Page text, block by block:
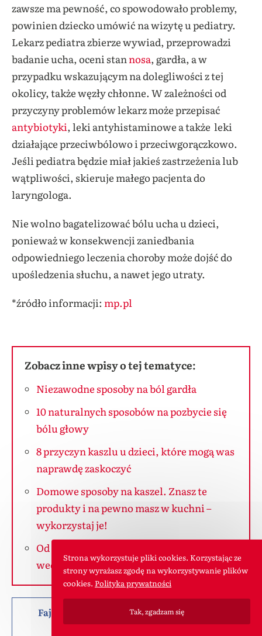
zawsze ma pewność, co spowodowało problemy,
powinien dziecko umówić na wizytę u pediatry.
Lekarz pediatra zbierze wywiad, przeprowadzi
badanie ucha, oceni stannosa, gardła, a w
przypadku wskazującym na dolegliwości z tej
okolicy, także węzły chłonne. W zależności od
przyczyny problemów lekarz może przepisać
antybiotyki, leki antyhistaminowe a także leki
działające przeciwbólowo i przeciwgorączkowo.
Jeśli pediatra będzie miał jakieś zastrzeżenia lub
wątpliwości, skieruje małego pacjenta do
laryngologa.
Nie wolno bagatelizować bólu ucha u dzieci,
ponieważ w konsekwencji zaniedbania
odpowiedniego leczenia choroby może dojść do
upośledzenia słuchu, a nawet jego utraty.
*źródło informacji: mp.pl
Zobacz inne wpisy o tej tematyce:
Niezawodne sposoby na ból gardła
10 naturalnych sposobów na pozbycie się
bólu głowy
8 przyczyn kaszlu u dzieci, które mogą was
naprawdę zaskoczyć
Domowe sposoby na kaszel. Znasz te
produkty i na pewno masz w kuchni –
wykorzystaj je!
Od “zwykłego”kaszlu do zapalenia płuc w
weekend
Fajny artykuł? Możesz nas pochwalić lub
podzielić się nim z innymi :)
Strona wykorzystuje pliki cookies. Korzystając ze
strony wyrażasz zgodę na wykorzystywanie plików
cookies. Polityka prywatności
Tak, zgadzam się